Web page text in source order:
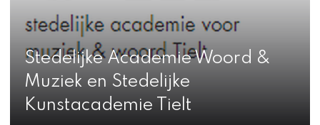
Stedelijke Academie Woord &
Muziek en Stedelijke
Kunstacademie Tielt